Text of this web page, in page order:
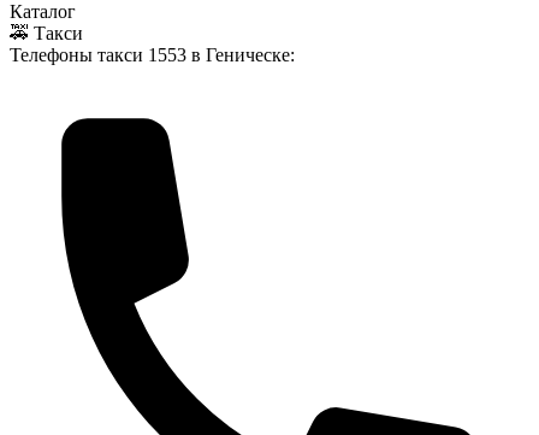
Каталог
🚕 Такси
Телефоны такси 1553 в Геническе: